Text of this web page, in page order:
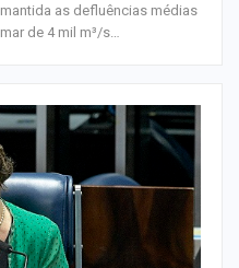
as defluências médias
de 4 mil m³/s…